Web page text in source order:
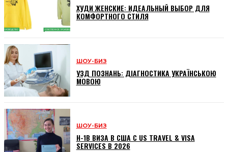
ХУДИ ЖЕНСКИЕ: ИДЕАЛЬНЫЙ ВЫБОР ДЛЯ
КОМФОРТНОГО СТИЛЯ
ШОУ-БИЗ
УЗД ПОЗНАНЬ: ДІАГНОСТИКА УКРАЇНСЬКОЮ
МОВОЮ
ШОУ-БИЗ
H-1B ВИЗА В США С US TRAVEL & VISA
SERVICES В 2026